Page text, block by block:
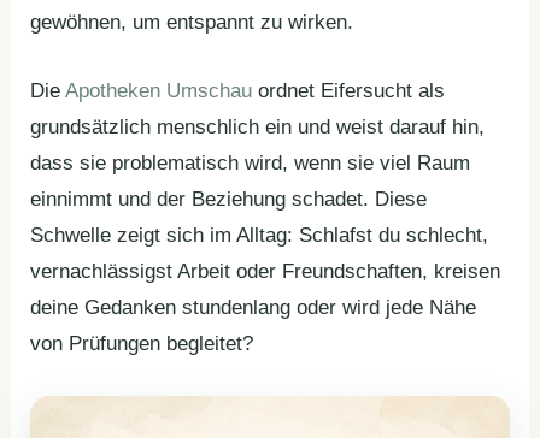
gewöhnen, um entspannt zu wirken.
Die Apotheken Umschauordnet Eifersucht als
grundsätzlich menschlich ein und weist darauf hin,
dass sie problematisch wird, wenn sie viel Raum
einnimmt und der Beziehung schadet. Diese
Schwelle zeigt sich im Alltag: Schlafst du schlecht,
vernachlässigst Arbeit oder Freundschaften, kreisen
deine Gedanken stundenlang oder wird jede Nähe
von Prüfungen begleitet?